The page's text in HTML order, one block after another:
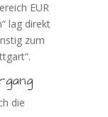
EUR
lag direkt
zum
die